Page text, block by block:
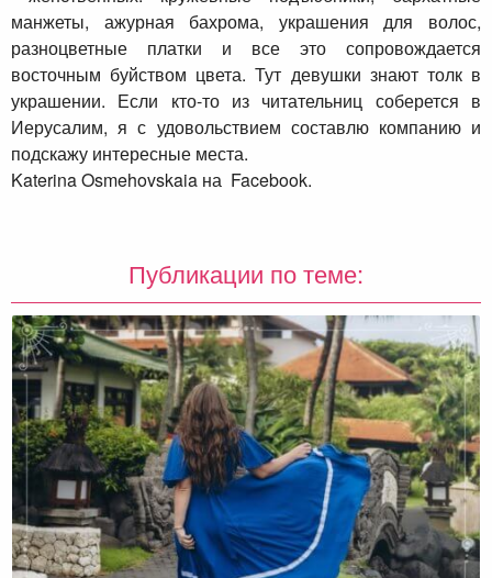
манжеты, ажурная бахрома, украшения для волос,
разноцветные платки и все это сопровождается
восточным буйством цвета. Тут девушки знают толк в
украшении. Если кто-то из читательниц соберется в
Иерусалим, я с удовольствием составлю компанию и
подскажу интересные места.
Katerina Osmehovskaia на Facebook.
Публикации по теме: